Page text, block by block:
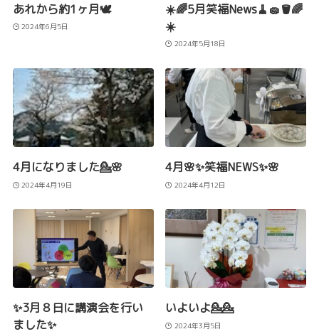
あれから約1ヶ月🕊️
2024年6月5日
☀️🌈5月笑福News🧹🧽🪣🌈
☀️
2024年5月18日
4月になりました💁🌸
2024年4月19日
4月🌸✨笑福NEWS✨🌸
2024年4月12日
✨3月８日に講演会を行い
ました✨
いよいよ💁💁
2024年3月5日